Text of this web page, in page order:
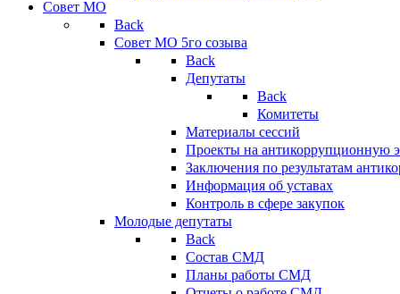
Совет МО
Back
Совет МО 5го созыва
Back
Депутаты
Back
Комитеты
Материалы сессий
Проекты на антикоррупционную
Заключения по результатам
Информация об уставах
Контроль в сфере закупок
Молодые депутаты
Back
Состав СМД
Планы работы СМД